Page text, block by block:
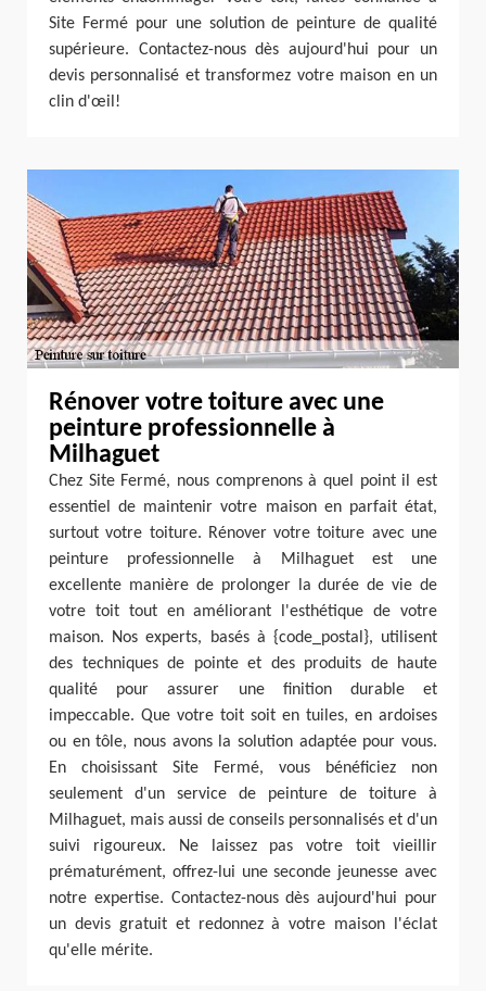
Site Fermé pour une solution de peinture de qualité
supérieure. Contactez-nous dès aujourd'hui pour un
devis personnalisé et transformez votre maison en un
clin d'œil!
Rénover votre toiture avec une
peinture professionnelle à
Milhaguet
Chez Site Fermé, nous comprenons à quel point il est
essentiel de maintenir votre maison en parfait état,
surtout votre toiture. Rénover votre toiture avec une
peinture professionnelle à Milhaguet est une
excellente manière de prolonger la durée de vie de
votre toit tout en améliorant l'esthétique de votre
maison. Nos experts, basés à {code_postal}, utilisent
des techniques de pointe et des produits de haute
qualité pour assurer une finition durable et
impeccable. Que votre toit soit en tuiles, en ardoises
ou en tôle, nous avons la solution adaptée pour vous.
En choisissant Site Fermé, vous bénéficiez non
seulement d'un service de peinture de toiture à
Milhaguet, mais aussi de conseils personnalisés et d'un
suivi rigoureux. Ne laissez pas votre toit vieillir
prématurément, offrez-lui une seconde jeunesse avec
notre expertise. Contactez-nous dès aujourd'hui pour
un devis gratuit et redonnez à votre maison l'éclat
qu'elle mérite.